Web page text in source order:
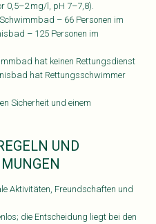
0,5–2 mg/l, pH 7–7,8).
– 66 Personen im
– 125 Personen im
hat keinen Rettungsdienst
hat Rettungsschwimmer
Sicherheit und einem
UND
Aktivitäten, Freundschaften und
die Entscheidung liegt bei den